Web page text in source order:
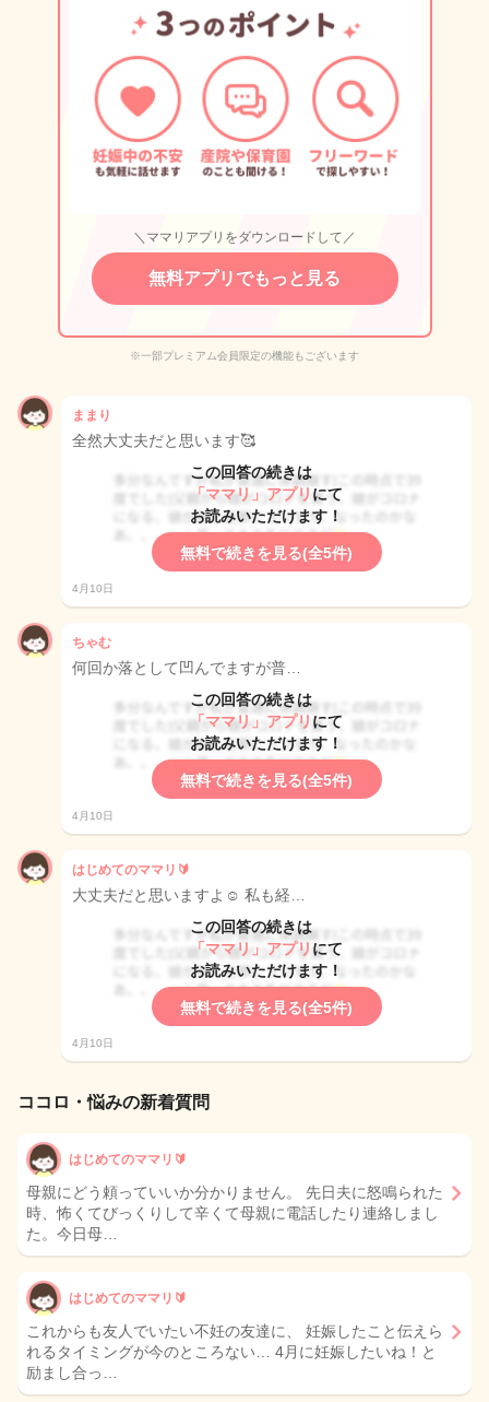
＼ママリアプリをダウンロードして／
無料アプリでもっと見る
※一部プレミアム会員限定の機能もございます
ままり
全然大丈夫だと思います🥰
この回答の続きは
「ママリ」アプリ にて
お読みいただけます！
無料で続きを見る(全5件)
4月10日
ちゃむ
何回か落として凹んでますが普…
この回答の続きは
「ママリ」アプリ にて
お読みいただけます！
無料で続きを見る(全5件)
4月10日
はじめてのママリ🔰
大丈夫だと思いますよ☺️ 私も経…
この回答の続きは
「ママリ」アプリ にて
お読みいただけます！
無料で続きを見る(全5件)
4月10日
ココロ・悩みの新着質問
はじめてのママリ🔰
母親にどう頼っていいか分かりません。 先日夫に怒鳴られた
時、怖くてびっくりして辛くて母親に電話したり連絡しまし
た。今日母…
はじめてのママリ🔰
これからも友人でいたい不妊の友達に、 妊娠したこと伝えら
れるタイミングが今のところない… 4月に妊娠したいね！と
励まし合っ…